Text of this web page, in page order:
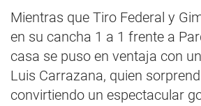
Mientras que Tiro Federal y
en su cancha 1 a 1 frente a
casa se puso en ventaja con
Luis Carrazana, quien
convirtiendo un espectacular